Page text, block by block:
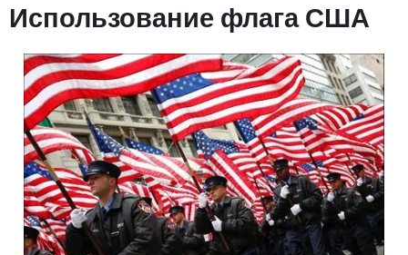
Использование флага США